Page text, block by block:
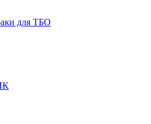
для ТБО